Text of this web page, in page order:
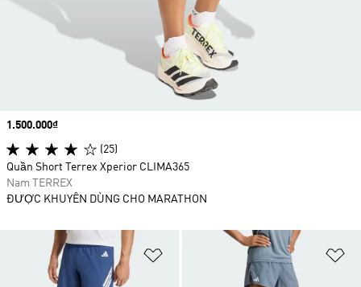
Add to Wishlist
Price
1.500.000₫
(25)
Quần Short Terrex Xperior CLIMA365
Nam TERREX
ĐƯỢC KHUYÊN DÙNG CHO MARATHON